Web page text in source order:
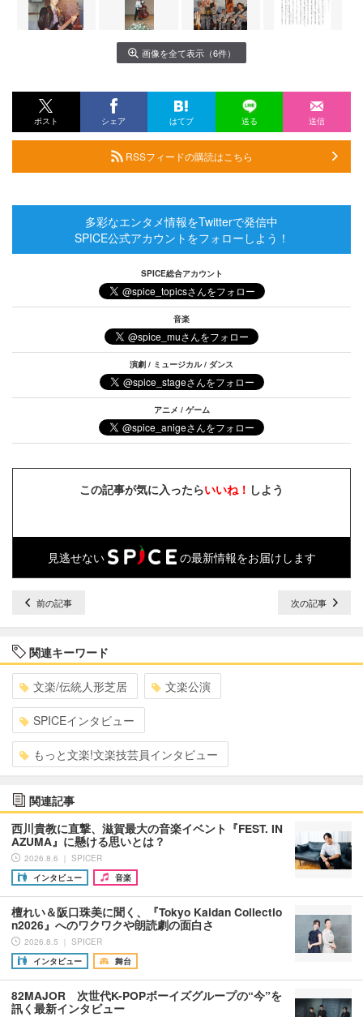
画像を全て表示（6件）
ポスト シェア はてブ 送る 送信
RSSフィードの購読はこちら
多彩なエンタメ情報をTwitterで発信中
SPICE公式アカウントをフォローしよう！
SPICE総合アカウント
音楽
演劇 / ミュージカル / ダンス
アニメ / ゲーム
この記事が気に入ったらいいね！ しよう
見逃せない の最新情報をお届けします
前の記事 次の記事
関連キーワード
文楽/伝統人形芝居 文楽公演
SPICEインタビュー
もっと文楽!文楽技芸員インタビュー
関連記事
西川貴教に直撃、滋賀最大の音楽イベント『FEST. IN
AZUMA』に懸ける思いとは？
2026.8.6 ｜ SPICER
インタビュー
音楽
檀れい＆阪口珠美に聞く、『Tokyo Kaidan Collectio
n2026』へのワクワクや朗読劇の面白さ
2026.8.5 ｜ SPICER
インタビュー
舞台
82MAJOR 次世代K-POPボーイズグループの“今”を
訊く最新インタビュー